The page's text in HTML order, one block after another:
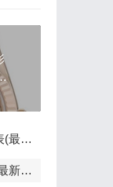
版)
参考)